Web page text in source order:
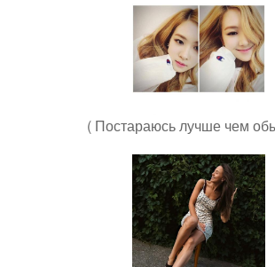
( Постараюсь лучше чем